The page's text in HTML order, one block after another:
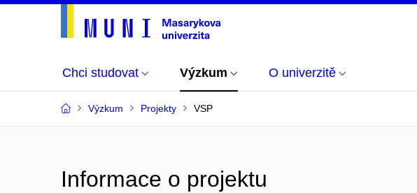
Chci studovat Výzkum O univerzitě
Výzkum Projekty VSP
Informace o projektu